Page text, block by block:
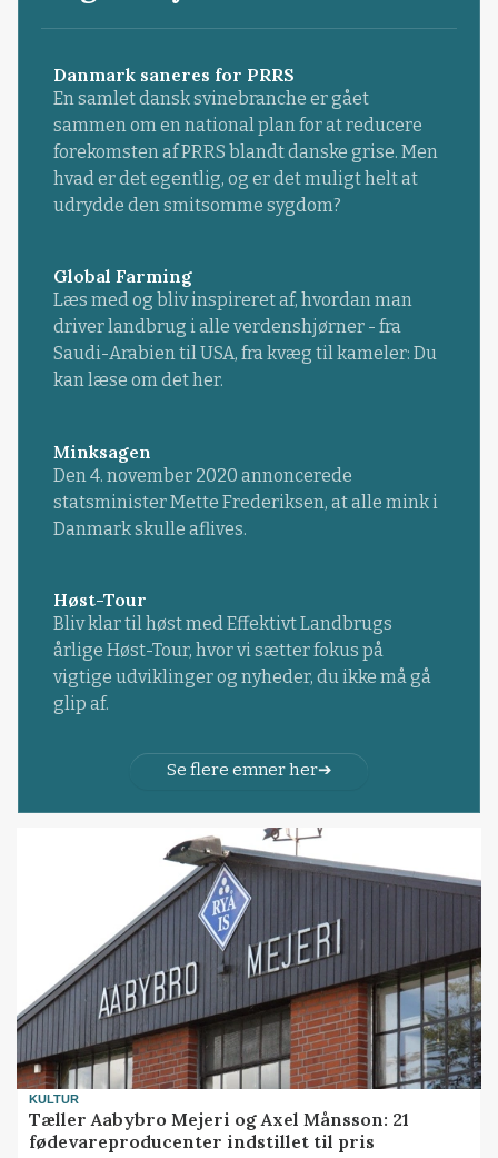
Danmark saneres for PRRS
En samlet dansk svinebranche er gået
sammen om en national plan for at reducere
forekomsten af PRRS blandt danske grise. Men
hvad er det egentlig, og er det muligt helt at
udrydde den smitsomme sygdom?
Global Farming
Læs med og bliv inspireret af, hvordan man
driver landbrug i alle verdenshjørner - fra
Saudi-Arabien til USA, fra kvæg til kameler: Du
kan læse om det her.
Minksagen
Den 4. november 2020 annoncerede
statsminister Mette Frederiksen, at alle mink i
Danmark skulle aflives.
Høst-Tour
Bliv klar til høst med Effektivt Landbrugs
årlige Høst-Tour, hvor vi sætter fokus på
vigtige udviklinger og nyheder, du ikke må gå
glip af.
Se flere emner her
KULTUR
Tæller Aabybro Mejeri og Axel Månsson: 21
fødevareproducenter indstillet til pris